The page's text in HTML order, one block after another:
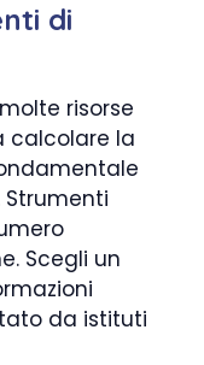
di
risorse
calcolare la
Scegli un
da istituti